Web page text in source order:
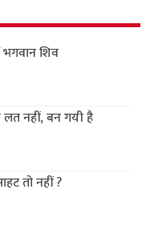
भगवान शिव
नहीं, बन गयी है
तो नहीं ?